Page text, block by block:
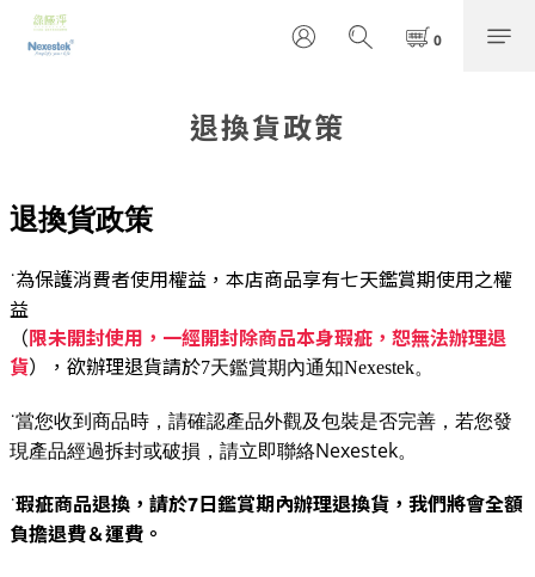
退換貨政策
退換貨政策
˙為保護消費者使用權益，本店商品享有七天鑑賞期使用之權
益
（ 限未開封使用，一經開封除商品本身瑕疵，恕無法辦理退
貨），欲辦理退貨請於7天鑑賞期內通知Nexestek。
˙當您收到商品時，請確認產品外觀及包裝是否完善，若您發
現產品經過拆封或破損，請立即聯絡Nexestek。
˙瑕疵商品退換，請於7 日鑑賞期內辦理退換貨，我們將會全額
負擔退費＆運費。